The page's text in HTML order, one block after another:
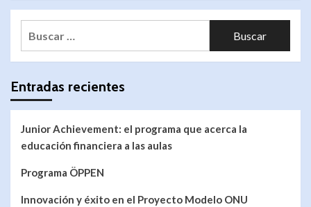
Entradas recientes
Junior Achievement: el programa que acerca la
educación financiera a las aulas
Programa ÖPPEN
Innovación y éxito en el Proyecto Modelo ONU